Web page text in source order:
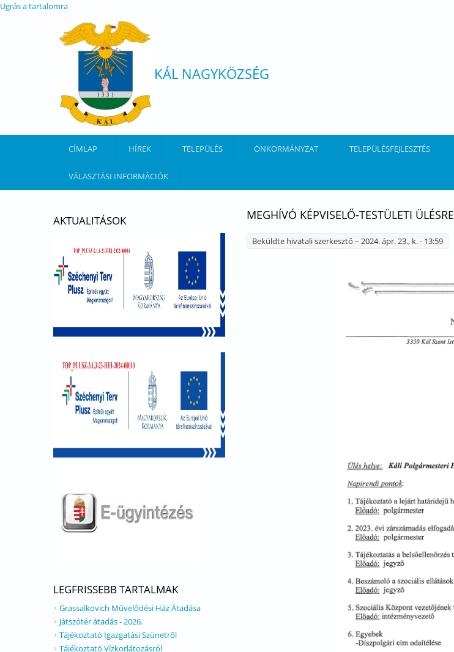
Ugrás a tartalomra
KÁL NAGYKÖZSÉG
CÍMLAP HÍREK TELEPÜLÉS ÖNKORMÁNYZAT TELEPÜLÉSFEJLESZTÉS
VÁLASZTÁSI INFORMÁCIÓK
MEGHÍVÓ KÉPVISELŐ-TESTÜLETI ÜLÉSRE
Beküldte hivatali szerkesztő – 2024. ápr. 23., k. - 13:59
AKTUALITÁSOK
LEGFRISSEBB TARTALMAK
Grassalkovich Művelődési Ház Átadása
Játszótér átadás - 2026.
Tájékoztató Igazgatási Szünetről
Tájékoztató Vízkorlátozásról